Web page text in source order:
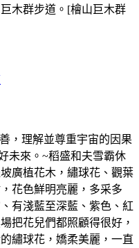
木群步道。[檜山巨木群
，理解並尊重宇宙的因果
~稻盛和夫雪霸休
廣植花木，繡球花、觀葉
花色鮮明亮麗，多采多
有淺藍至深藍、紫色、紅
把花兒們都照顧得很好，
繡球花，嬌柔美麗，一直